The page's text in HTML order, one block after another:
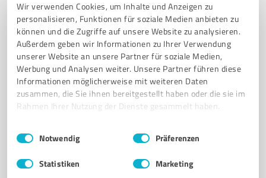
Wir verwenden Cookies, um Inhalte und Anzeigen zu
personalisieren, Funktionen für soziale Medien anbieten zu
können und die Zugriffe auf unsere Website zu analysieren.
Außerdem geben wir Informationen zu Ihrer Verwendung
unserer Website an unsere Partner für soziale Medien,
Werbung und Analysen weiter. Unsere Partner führen diese
Informationen möglicherweise mit weiteren Daten
zusammen, die Sie ihnen bereitgestellt haben oder die sie im
Rahmen Ihrer Nutzung der Dienste gesammelt haben.
Impressum Datenschutzbestimmungen
Einwilligungsauswahl
Notwendig Präferenzen
Statistiken Marketing
10Bewertungen
von 85 veröffentlicht